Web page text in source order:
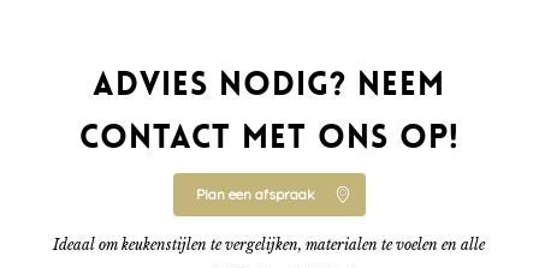
Advies nodig? Neem
contact met ons op!
Plan een afspraak
Ideaal om keukenstijlen te vergelijken, materialen te voelen en alle